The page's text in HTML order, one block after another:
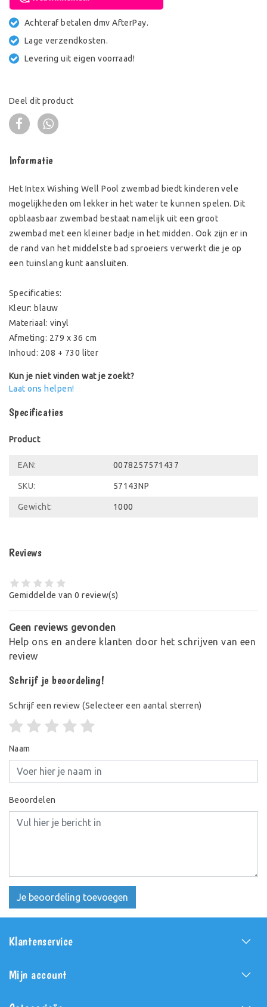
Achteraf betalen dmv AfterPay.
Lage verzendkosten.
Levering uit eigen voorraad!
Deel dit product
Informatie
Het Intex Wishing Well Pool zwembad biedt kinderen vele
mogelijkheden om lekker in het water te kunnen spelen. Dit
opblaasbaar zwembad bestaat namelijk uit een groot
zwembad met een kleiner badje in het midden. Ook zijn er in
de rand van het middelste bad sproeiers verwerkt die je op
een tuinslang kunt aansluiten.
Specificaties:
Kleur: blauw
Materiaal: vinyl
Afmeting: 279 x 36 cm
Inhoud: 208 + 730 liter
Kun je niet vinden wat je zoekt?
Laat ons helpen!
Specificaties
Product
EAN: 0078257571437
SKU: 57143NP
Gewicht: 1000
Reviews
Gemiddelde van 0 review(s)
Geen reviews gevonden
Help ons en andere klanten door het schrijven van een
review
Schrijf je beoordeling!
Schrijf een review (Selecteer een aantal sterren)
Naam
Beoordelen
Je beoordeling toevoegen
Klantenservice
Mijn account